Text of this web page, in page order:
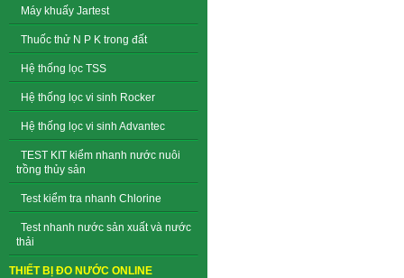
Máy khuấy Jartest
Thuốc thử N P K trong đất
Hệ thống lọc TSS
Hệ thống lọc vi sinh Rocker
Hệ thống lọc vi sinh Advantec
TEST KIT kiểm nhanh nước nuôi
trồng thủy sản
Test kiểm tra nhanh Chlorine
Test nhanh nước sản xuất và nước
thải
THIẾT BỊ ĐO NƯỚC ONLINE